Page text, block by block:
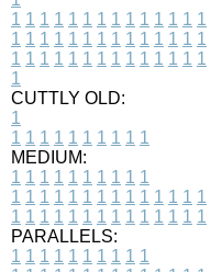
1 1 1 1 1 1 1 1 1 1 1 1 1 1
1 1 1 1 1 1 1 1 1 1 1 1 1 1
1 1 1 1 1 1 1 1 1 1 1 1 1 1
1
CUTTLY OLD:
1
1 1 1 1 1 1 1 1 1 1
MEDIUM:
1 1 1 1 1 1 1 1 1 1
1 1 1 1 1 1 1 1 1 1 1 1 1 1
1 1 1 1 1 1 1 1 1 1 1 1 1 1
PARALLELS:
1 1 1 1 1 1 1 1 1 1